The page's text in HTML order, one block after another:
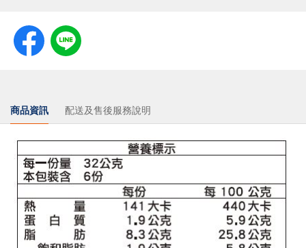
商品資訊 配送及售後服務說明